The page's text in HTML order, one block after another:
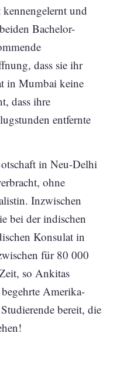
und
Bachelor-
dass sie ihr
in Mumbai keine
dass ihre
entfernte
in Neu-Delhi
ohne
Inzwischen
bei der indischen
Konsulat in
für 80 000
so Ankitas
Amerika-
bereit, die